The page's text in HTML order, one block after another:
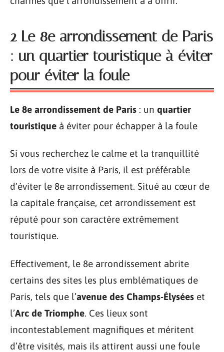
2 Le 8e arrondissement de Paris
: un quartier touristique à éviter
pour éviter la foule
Le 8e arrondissement de Paris : un quartier
touristique à éviter pour échapper à la foule
Si vous recherchez le calme et la tranquillité
lors de votre visite à Paris, il est préférable
d’éviter le 8e arrondissement. Situé au cœur de
la capitale française, cet arrondissement est
réputé pour son caractère extrêmement
touristique.
Effectivement, le 8e arrondissement abrite
certains des sites les plus emblématiques de
Paris, tels que l’avenue des Champs-Élysées et
l’Arc de Triomphe. Ces lieux sont
incontestablement magnifiques et méritent
d’être visités, mais ils attirent aussi une foule